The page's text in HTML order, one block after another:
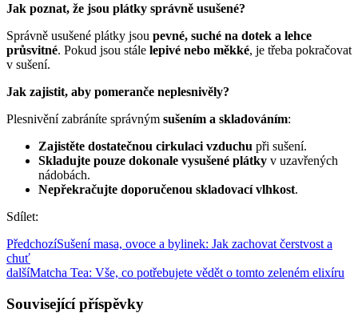
Jak poznat, že jsou plátky správně usušené?
Správně usušené plátky jsou pevné, suché na dotek a lehce
průsvitné. Pokud jsou stále lepivé nebo měkké, je třeba pokračovat
v sušení.
Jak zajistit, aby pomeranče neplesnivěly?
Plesnivění zabráníte správným sušením a skladováním:
Zajistěte dostatečnou cirkulaci vzduchu při sušení.
Skladujte pouze dokonale vysušené plátky v uzavřených
nádobách.
Nepřekračujte doporučenou skladovací vlhkost.
Sdílet:
PředchozíSušení masa, ovoce a bylinek: Jak zachovat čerstvost a
chuť
dalšíMatcha Tea: Vše, co potřebujete vědět o tomto zeleném elixíru
Související příspěvky